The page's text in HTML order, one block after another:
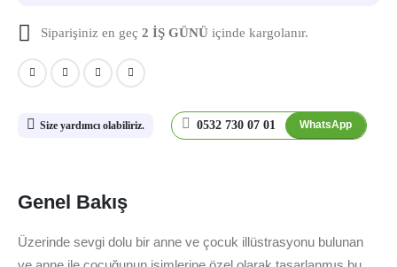
Siparişiniz en geç 2 İŞ GÜNÜ içinde kargolanır.
Size yardımcı olabiliriz. 0532 730 07 01 WhatsApp
Genel Bakış
Üzerinde sevgi dolu bir anne ve çocuk illüstrasyonu bulunan